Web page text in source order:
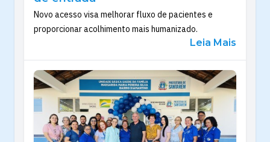
Novo acesso visa melhorar fluxo de pacientes e
proporcionar acolhimento mais humanizado.
Leia Mais